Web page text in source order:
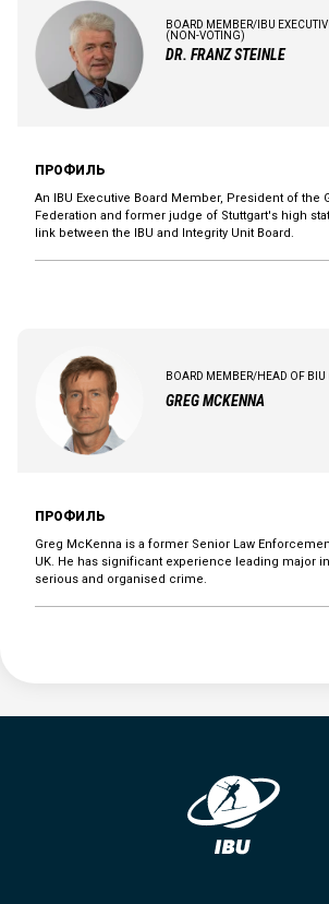
BOARD MEMBER/IBU
(NON-VOTING)
DR. FRANZ STEINLE
ПРОФИЛЬ
An IBU Executive Board Member, President of the
Federation and former judge of Stuttgart's high
link between the IBU and Integrity Unit Board.
BOARD MEMBER/HEAD OF
GREG MCKENNA
ПРОФИЛЬ
Greg McKenna is a former Senior Law
UK. He has significant experience leading major
serious and organised crime.